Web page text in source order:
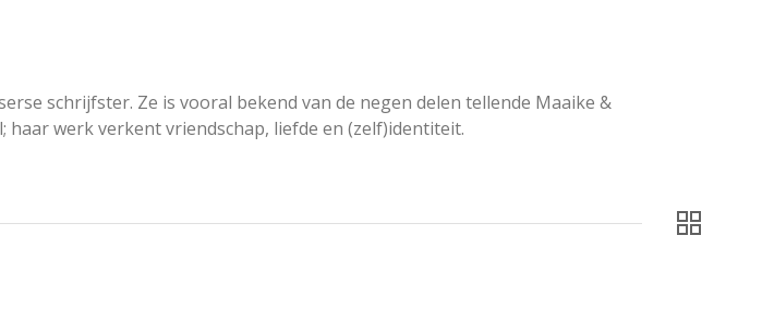
schrijfster. Ze is vooral bekend van de negen delen tellende Maaike &
haar werk verkent vriendschap, liefde en (zelf)identiteit.